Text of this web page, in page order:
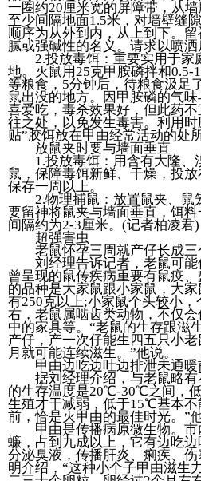
一圈约20厘米宽的屏障带，从
至少间隔地面1.5米，对墙壁缝
顺序为从外到内，从上到下。
腻或强碱性的名义。请求以喷洒
2.投放毒饵：重要实用于家
地。灭鼠用25克甲胺磷拌和0.5-
等粮食，5分钟后，待粮食汲足
鼠出没的地方。因甲胺磷的气
喜爱吃，毒杀效果好，但此药
往之处，以免发生毒害。利用时
贴”胶饵放在甲由经常活动的处
放鼠夹时要与墙面垂直
1.投放毒饵：用含有大隆、
鼠，保障毒饵新鲜、干燥，投
保存一周以上。
2.物理捕鼠：放置鼠夹、鼠
要留神将鼠夹与墙面垂直，饵
间隔约为2-3厘米。(记者柏凌君)
超强害虫
老鼠怀孕三周就产仔长成三
刘经理告诉记者，老鼠可能
曾呈现的鼠传疾病重要有鼠疫
的品种是大家鼠跟小家鼠，大
有250克以上;小家鼠个头较小
右，老鼠属啮齿类动物，不仅
中的家具等。“老鼠的生存跟滋
产仔，产一次仔能生四五只小
月就可能连续滋生。”他说。
甲由边吃边吐边排泄未通暖
据刘经理介绍，与老鼠略有
的生存温度是20℃-30℃之间，
生殖才干减弱，低于15℃基本
前，恰是灭甲由的最佳时光。”他
甲由是传播病原微生物。市
蠊，占到九成以上，它有边吃
分泌臭液，传播肝炎、痢疾、
明介绍，“这种小个子甲由滋生